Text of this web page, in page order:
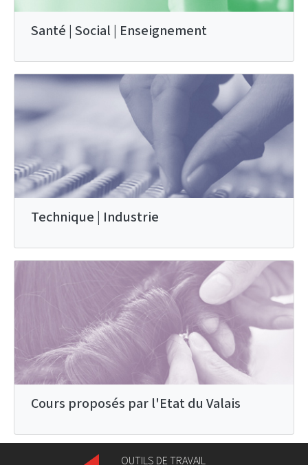
Santé | Social | Enseignement
Technique | Industrie
Cours proposés par l'Etat du Valais
OUTILS DE TRAVAIL